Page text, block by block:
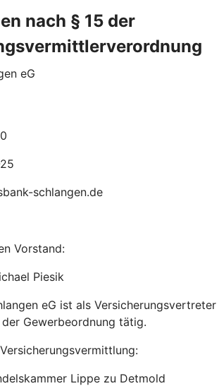
nach § 15 der
eG
schlangen.de
Vorstand:
Piesik
eG ist als Versicherungsvertreter
Gewerbeordnung tätig.
Lippe zu Detmold